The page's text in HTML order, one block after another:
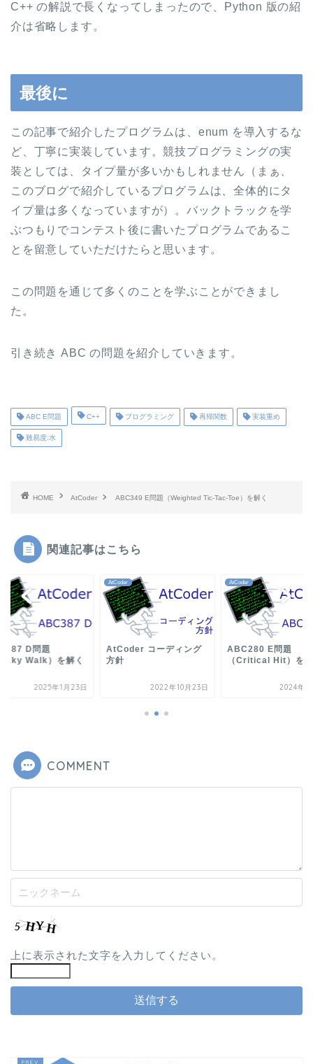
C++ の解説で長くなってしまったので、Python 版の紹
介は省略します。
最後に
この記事で紹介したプログラムは、enum を導入するな
ど、丁寧に実装しています。競技プログラミングの実
装としては、タイプ量が多いかもしれません（まぁ、
このブログで紹介しているプログラムは、全体的にタ
イプ量は多くなっていますが）。バックトラックを学
ぶつもりでコンテスト後に書いたプログラムであるこ
とを留意していただけたらと思います。
この問題を通じて多くのことを学ぶことができまし
た。
引き続き ABC の問題を紹介していきます。
ABC E問題 C++ プログラミング 再帰関数 実装重め
難易度:水
HOME AtCoder ABC349 E問題（Weighted Tic-Tac-Toe）を解く
関連記事はこちら
D問題
Walk）を解く
2025年1月23日
AtCoder
AtCoder コーディング
方針
2022年10月23日
AtCoder
ABC280 E問題
（Critical Hit）を
2024年2
COMMENT
上に表示された文字を入力してください。